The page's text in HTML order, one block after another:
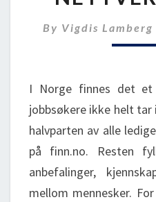
By Vigdis Lamberg
I Norge finnes det et
jobbsøkere ikke helt tar
halvparten av alle
på finn.no. Resten
anbefalinger,
mellom mennesker.